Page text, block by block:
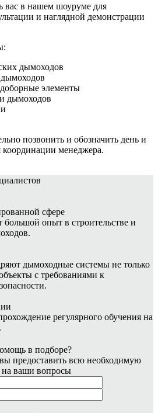
вас в нашем шоуруме для
и наглядной демонстрации
дымоходов
элементы
дымоходов
позвонить и обозначить день и
координации менеджера.
сфере
опыт в строительстве и
дымоходные системы не только
с требованиями к
регулярного обучения на
в подборе?
предоставить всю необходимую
ваши вопросы